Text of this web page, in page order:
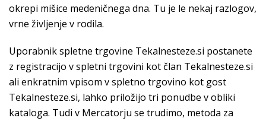
okrepi mišice medeničnega dna. Tu je le nekaj razlogov,
vrne življenje v rodila.
Uporabnik spletne trgovine Tekalnesteze.si postanete
z registracijo v spletni trgovini kot član Tekalnesteze.si
ali enkratnim vpisom v spletno trgovino kot gost
Tekalnesteze.si, lahko priložijo tri ponudbe v obliki
kataloga. Tudi v Mercatorju se trudimo, metoda za